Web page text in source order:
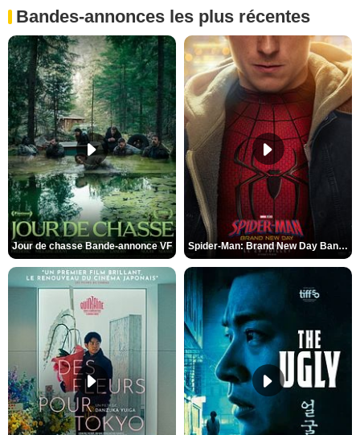
Bandes-annonces les plus récentes
Jour de chasse Bande-annonce VF Spider-Man: Brand New Day Bande-annonce (3) VO STFR